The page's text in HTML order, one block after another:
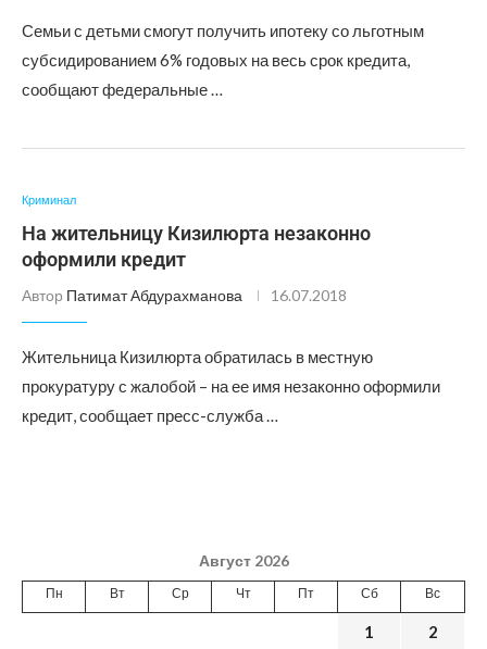
Семьи с детьми смогут получить ипотеку со льготным
субсидированием 6% годовых на весь срок кредита,
сообщают федеральные …
Криминал
На жительницу Кизилюрта незаконно
оформили кредит
Автор Патимат Абдурахманова 16.07.2018
Жительница Кизилюрта обратилась в местную
прокуратуру с жалобой – на ее имя незаконно оформили
кредит, сообщает пресс-служба …
Август 2026
Пн Вт Ср Чт Пт Сб Вс
1
2